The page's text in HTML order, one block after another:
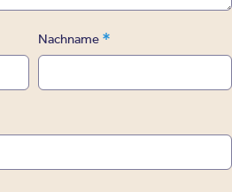
Nachname *